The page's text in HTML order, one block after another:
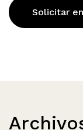
Solicitar